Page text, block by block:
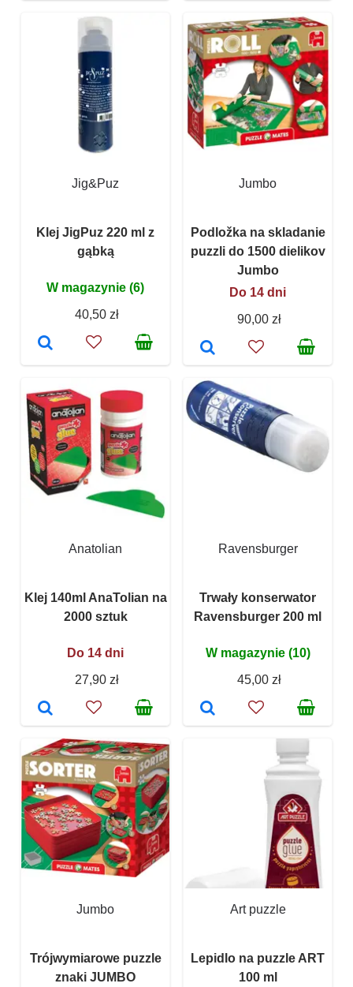
Jig&Puz
Klej JigPuz 220 ml z
gąbką
W magazynie (6)
40,50 zł
Jumbo
Podložka na skladanie
puzzli do 1500 dielikov
Jumbo
Do 14 dni
90,00 zł
Anatolian
Klej 140ml AnaTolian na
2000 sztuk
Do 14 dni
27,90 zł
Ravensburger
Trwały konserwator
Ravensburger 200 ml
W magazynie (10)
45,00 zł
Jumbo
Trójwymiarowe puzzle
znaki JUMBO
Art puzzle
Lepidlo na puzzle ART
100 ml